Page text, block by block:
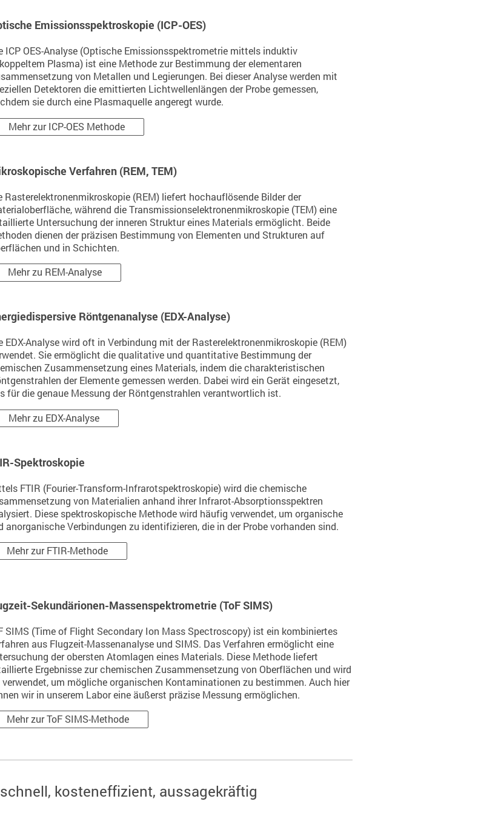
Emissionsspektroskopie (ICP-OES)
ICP OES-Analyse (Optische Emissionsspektrometrie mittels induktiv
Plasma) ist eine Methode zur Bestimmung der elementaren
von Metallen und Legierungen. Bei dieser Analyse werden mit
Detektoren die emittierten Lichtwellenlängen der Probe gemessen,
sie durch eine Plasmaquelle angeregt wurde.
Mehr zur ICP-OES Methode
Verfahren (REM, TEM)
Rasterelektronenmikroskopie (REM) liefert hochauflösende Bilder der
während die Transmissionselektronenmikroskopie (TEM) eine
Untersuchung der inneren Struktur eines Materials ermöglicht. Beide
dienen der präzisen Bestimmung von Elementen und Strukturen auf
und in Schichten.
Mehr zu REM-Analyse
Röntgenanalyse (EDX-Analyse)
EDX-Analyse wird oft in Verbindung mit der Rasterelektronenmikroskopie (REM)
Sie ermöglicht die qualitative und quantitative Bestimmung der
Zusammensetzung eines Materials, indem die charakteristischen
der Elemente gemessen werden. Dabei wird ein Gerät eingesetzt,
für die genaue Messung der Röntgenstrahlen verantwortlich ist.
Mehr zu EDX-Analyse
Spektroskopie
FTIR (Fourier-Transform-Infrarotspektroskopie) wird die chemische
von Materialien anhand ihrer Infrarot-Absorptionsspektren
Diese spektroskopische Methode wird häufig verwendet, um organische
anorganische Verbindungen zu identifizieren, die in der Probe vorhanden sind.
Mehr zur FTIR-Methode
Sekundärionen-Massenspektrometrie (ToF SIMS)
SIMS (Time of Flight Secondary Ion Mass Spectroscopy) ist ein kombiniertes
aus Flugzeit-Massenanalyse und SIMS. Das Verfahren ermöglicht eine
der obersten Atomlagen eines Materials. Diese Methode liefert
Ergebnisse zur chemischen Zusammensetzung von Oberflächen und wird
um mögliche organischen Kontaminationen zu bestimmen. Auch hier
wir in unserem Labor eine äußerst präzise Messung ermöglichen.
Mehr zur ToF SIMS-Methode
kosteneffizient, aussagekräftig